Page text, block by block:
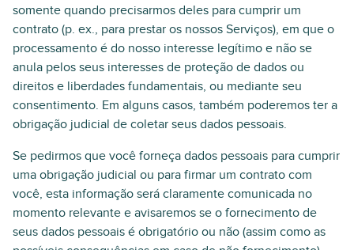
somente quando precisarmos deles para cumprir um
contrato (p. ex., para prestar os nossos Serviços), em que o
processamento é do nosso interesse legítimo e não se
anula pelos seus interesses de proteção de dados ou
direitos e liberdades fundamentais, ou mediante seu
consentimento. Em alguns casos, também poderemos ter a
obrigação judicial de coletar seus dados pessoais.
Se pedirmos que você forneça dados pessoais para cumprir
uma obrigação judicial ou para firmar um contrato com
você, esta informação será claramente comunicada no
momento relevante e avisaremos se o fornecimento de
seus dados pessoais é obrigatório ou não (assim como as